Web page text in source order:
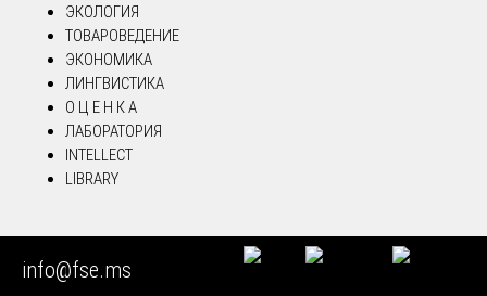
ЭКОЛОГИЯ
ТОВАРОВЕДЕНИЕ
ЭКОНОМИКА
ЛИНГВИСТИКА
О Ц Е Н К А
ЛАБОРАТОРИЯ
INTELLECT
LIBRARY
ВАКАНСИИ СУДЕБНЫХ ЭКСПЕРТОВ
info@fse.ms